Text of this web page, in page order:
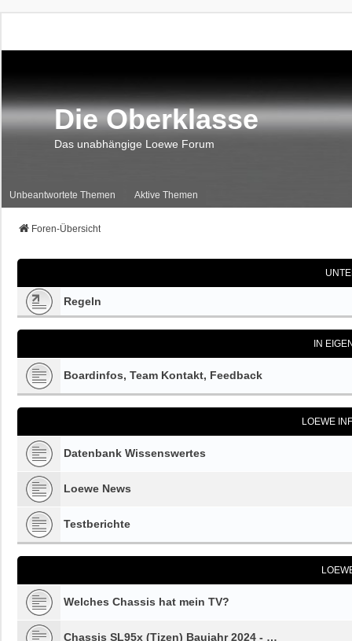
Die Oberklasse
Das unabhängige Loewe Forum
Unbeantwortete Themen Aktive Themen
Foren-Übersicht
Regeln
IN
Boardinfos, Team Kontakt, Feedback
LOEWE
Datenbank Wissenswertes
Loewe News
Testberichte
Welches Chassis hat mein TV?
Chassis SL95x (Tizen) Baujahr 2024 - …